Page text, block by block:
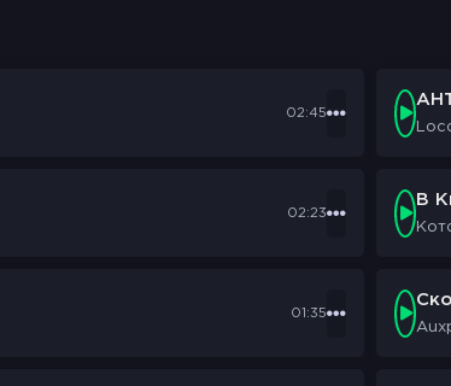
и осветил дорогу (give me lite)
к микрофону
и осветил дорогу (give me lite)
бы по другому
02:45
02:23
В
01:35